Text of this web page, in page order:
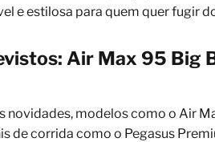
e estilosa para quem quer fugir
Air Max 95 Big
novidades, modelos como o Air
de corrida como o Pegasus